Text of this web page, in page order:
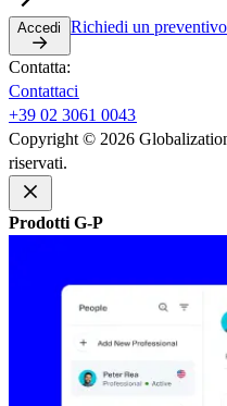
Accedi​​ Richiedi un preventivo​​
Contatta:​​
Contattaci​​
+39 02 3061 0043​​
Copyright © 2026
riservati.​​
Prodotti G-P​​